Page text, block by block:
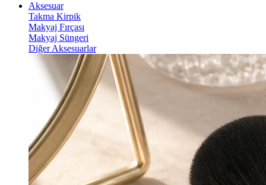
Aksesuar
Takma Kirpik
Makyaj Fırçası
Makyaj Süngeri
Diğer Aksesuarlar